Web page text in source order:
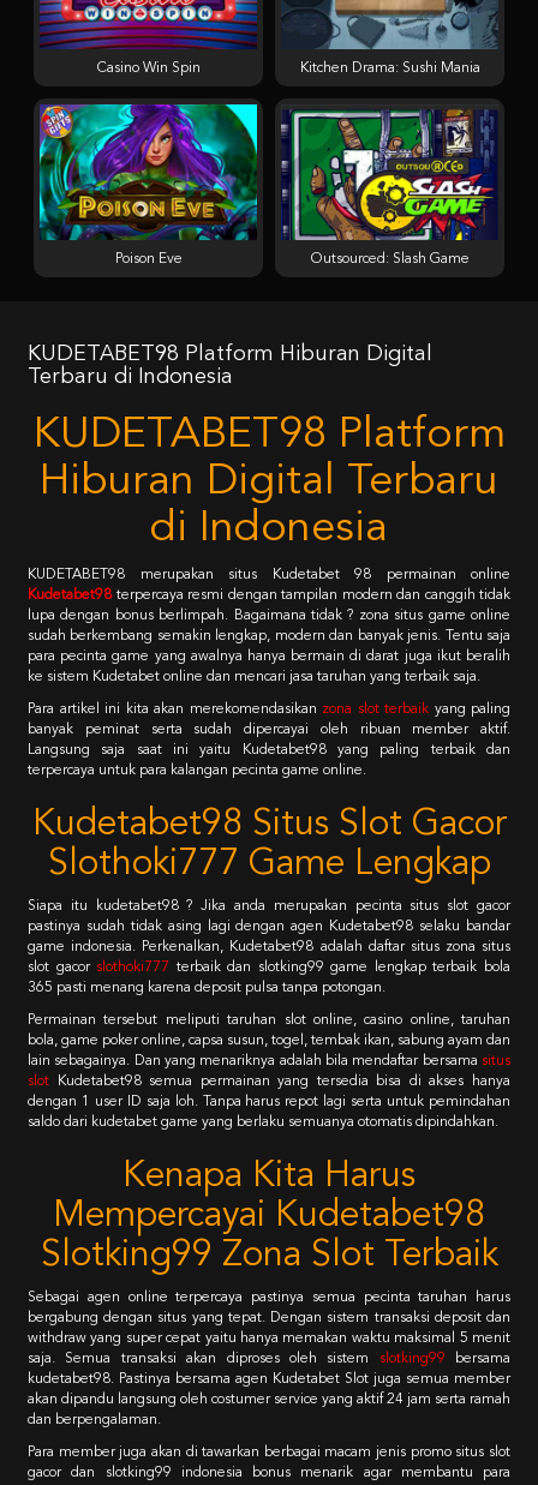
Casino Win Spin
Poison Eve Outsourced: Slash Game
Kitchen Drama: Sushi Mania
KUDETABET98 Platform Hiburan Digital
Terbaru di Indonesia
KUDETABET98 Platform
Hiburan Digital Terbaru
di Indonesia
KUDETABET98 merupakan situs Kudetabet 98 permainan online
Kudetabet98terpercaya resmi dengan tampilan modern dan canggih tidak
lupa dengan bonus berlimpah. Bagaimana tidak ? zona situs game online
sudah berkembang semakin lengkap, modern dan banyak jenis. Tentu saja
para pecinta game yang awalnya hanya bermain di darat juga ikut beralih
ke sistem Kudetabet online dan mencari jasa taruhan yang terbaik saja.
Para artikel ini kita akan merekomendasikan zona slot terbaik yang paling
banyak peminat serta sudah dipercayai oleh ribuan member aktif.
Langsung saja saat ini yaitu Kudetabet98 yang paling terbaik dan
terpercaya untuk para kalangan pecinta game online.
Kudetabet98 Situs Slot Gacor
Slothoki777 Game Lengkap
Siapa itu kudetabet98 ? Jika anda merupakan pecinta situs slot gacor
pastinya sudah tidak asing lagi dengan agen Kudetabet98 selaku bandar
game indonesia. Perkenalkan, Kudetabet98 adalah daftar situs zona situs
slot gacor slothoki777 terbaik dan slotking99 game lengkap terbaik bola
365 pasti menang karena deposit pulsa tanpa potongan.
Permainan tersebut meliputi taruhan slot online, casino online, taruhan
bola, game poker online, capsa susun, togel, tembak ikan, sabung ayam dan
lain sebagainya. Dan yang menariknya adalah bila mendaftar bersama situs
slot
Kudetabet98 semua permainan yang tersedia bisa di akses hanya
dengan 1 user ID saja loh. Tanpa harus repot lagi serta untuk pemindahan
saldo dari kudetabet game yang berlaku semuanya otomatis dipindahkan.
Kenapa Kita Harus
Mempercayai Kudetabet98
Slotking99 Zona Slot Terbaik
Sebagai agen online terpercaya pastinya semua pecinta taruhan harus
bergabung dengan situs yang tepat. Dengan sistem transaksi deposit dan
withdraw yang super cepat yaitu hanya memakan waktu maksimal 5 menit
saja. Semua transaksi akan diproses oleh sistem
slotking99
bersama
kudetabet98. Pastinya bersama agen Kudetabet Slot juga semua member
akan dipandu langsung oleh costumer service yang aktif 24 jam serta ramah
dan berpengalaman.
Para member juga akan di tawarkan berbagai macam jenis promo situs slot
gacor dan slotking99 indonesia bonus menarik agar membantu para